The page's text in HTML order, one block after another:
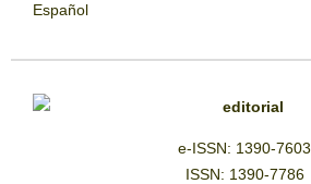
Español
e-ISSN: 1390-7603
ISSN: 1390-7786